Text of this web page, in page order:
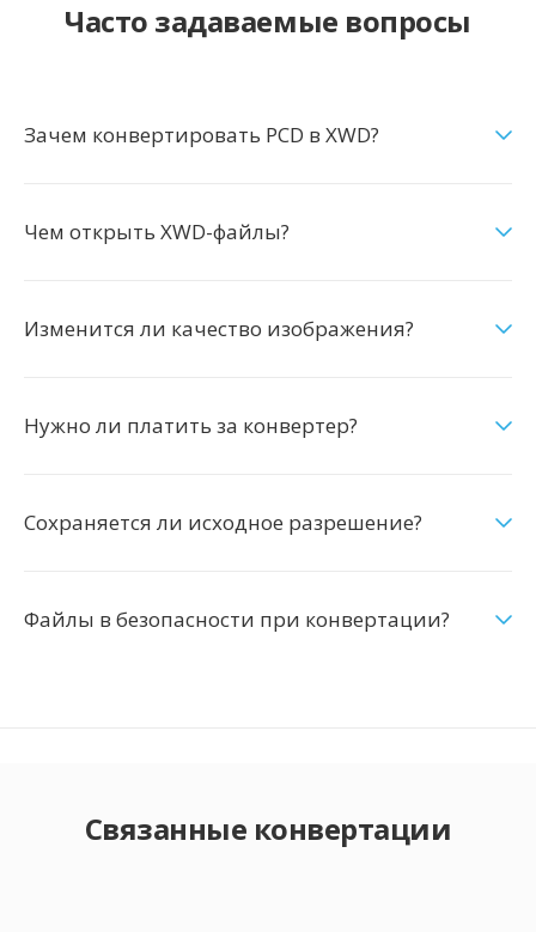
Часто задаваемые вопросы
Зачем конвертировать PCD в XWD?
Чем открыть XWD-файлы?
Изменится ли качество изображения?
Нужно ли платить за конвертер?
Сохраняется ли исходное разрешение?
Файлы в безопасности при конвертации?
Связанные конвертации